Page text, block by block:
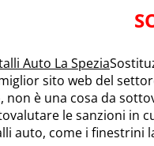
sito web del
non è una cosa da
le sanzioni in
auto, come i